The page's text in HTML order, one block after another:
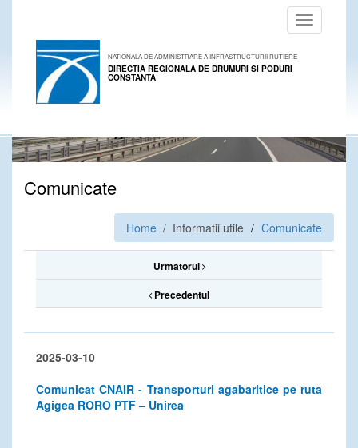
Toggle
navigation
NATIONALA DE ADMINISTRARE A INFRASTRUCTURII RUTIERE
DIRECTIA REGIONALA DE DRUMURI SI PODURI
CONSTANTA
Comunicate
Home / Informatii utile Comunicate
Urmatorul
Precedentul
2025-03-10
Comunicat CNAIR - Transporturi agabaritice pe ruta
Agigea RORO PTF – Unirea